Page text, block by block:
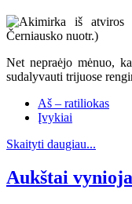
Net nepraėjo mėnuo,
sudalyvauti trijuose
Aš – ratiliokas
Įvykiai
Skaityti daugiau...
Aukštai